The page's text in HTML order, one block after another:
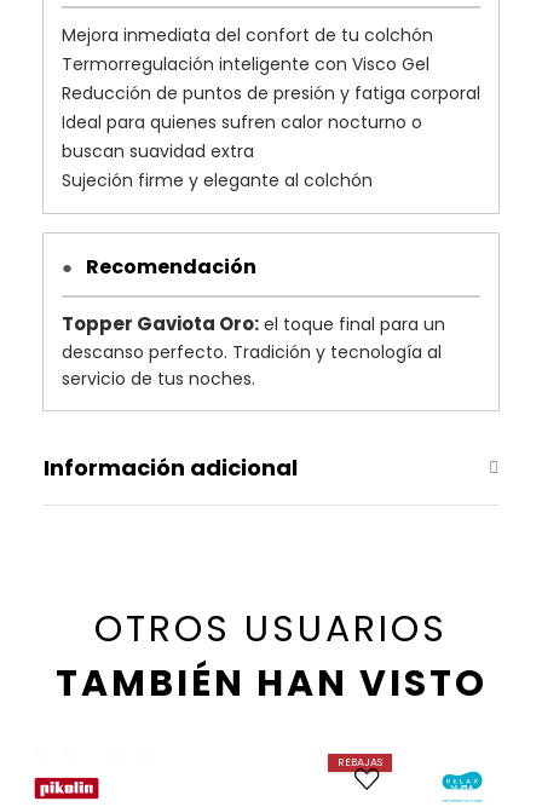
Mejora inmediata del confort de tu colchón
Termorregulación inteligente con Visco Gel
Reducción de puntos de presión y fatiga corporal
Ideal para quienes sufren calor nocturno o
buscan suavidad extra
Sujeción firme y elegante al colchón
● Recomendación
Topper Gaviota Oro: el toque final para un
descanso perfecto. Tradición y tecnología al
servicio de tus noches.
Información adicional
OTROS USUARIOS
TAMBIÉN HAN VISTO
REBAJAS